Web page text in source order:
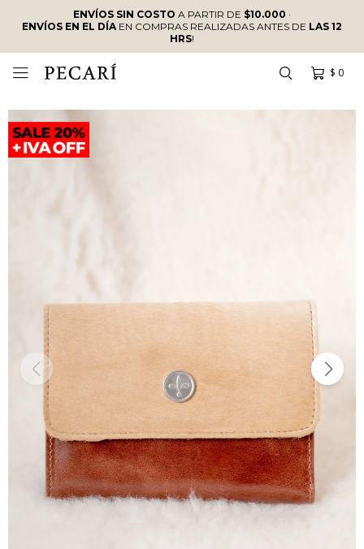
ENVÍOS SIN COSTO A PARTIR DE $10.000 ·
ENVÍOS EN EL DÍAEN COMPRAS REALIZADAS ANTES DE LAS 12
HRS!
$ 0
